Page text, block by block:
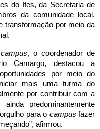
do Ifes, da Secretaria de
da comunidade local,
transformação por meio da
campus, o coordenador de
Camargo, destacou a
por meio do
mais uma turma do
por contribuir com a
predominantemente
para o campus fazer
afirmou.